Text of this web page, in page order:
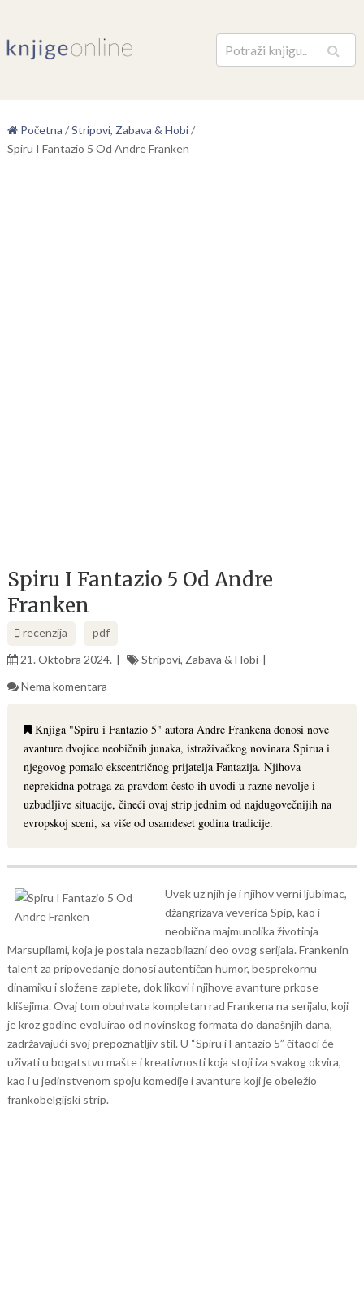
Pretraga
Početna /Stripovi, Zabava & Hobi/
Spiru I Fantazio 5 Od Andre Franken
Spiru I Fantazio 5 Od Andre
Franken
recenzija
pdf
21. Oktobra 2024.
Stripovi, Zabava & Hobi
Nema komentara
Knjiga "Spiru i Fantazio 5" autora Andre Frankena donosi nove
avanture dvojice neobičnih junaka, istraživačkog novinara Spirua i
njegovog pomalo ekscentričnog prijatelja Fantazija. Njihova
neprekidna potraga za pravdom često ih uvodi u razne nevolje i
uzbudljive situacije, čineći ovaj strip jednim od najdugovečnijih na
evropskoj sceni, sa više od osamdeset godina tradicije.
Uvek uz njih je i njihov verni ljubimac,
džangrizava veverica Spip, kao i
neobična majmunolika životinja
Marsupilami, koja je postala nezaobilazni deo ovog serijala. Frankenin
talent za pripovedanje donosi autentičan humor, besprekornu
dinamiku i složene zaplete, dok likovi i njihove avanture prkose
klišejima. Ovaj tom obuhvata kompletan rad Frankena na serijalu, koji
je kroz godine evoluirao od novinskog formata do današnjih dana,
zadržavajući svoj prepoznatljiv stil. U “Spiru i Fantazio 5” čitaoci će
uživati u bogatstvu mašte i kreativnosti koja stoji iza svakog okvira,
kao i u jedinstvenom spoju komedije i avanture koji je obeležio
frankobelgijski strip.